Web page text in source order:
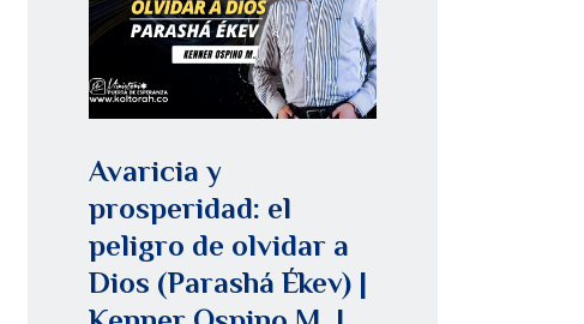
Avaricia y
prosperidad: el
peligro de olvidar a
Dios (Parashá Ékev) |